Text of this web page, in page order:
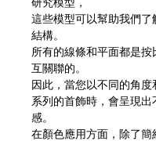
這些模型可以幫助我們了
結構。
所有的線條和平面都是按
互關聯的。
因此，當您以不同的角度
系列的首飾時，會呈現出
感。
在顏色應用方面，除了